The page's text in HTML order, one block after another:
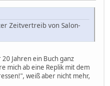
Zeitvertreib von Salon-
Jahren ein Buch ganz
mich ab eine Replik mit dem
weiß aber nicht mehr,